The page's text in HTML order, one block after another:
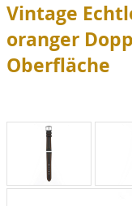
Vintage
oranger
Oberfläche